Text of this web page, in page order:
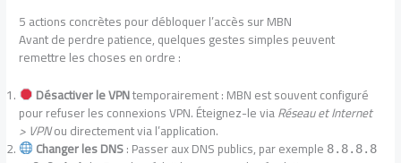
5 actions concrètes pour débloquer l’accès sur MBN
Avant de perdre patience, quelques gestes simples peuvent
remettre les choses en ordre :
Désactiver le VPNtemporairement : MBN est souvent configuré
pour refuser les connexions VPN. Éteignez-le viaRéseau et Internet
> VPNou directement via l’application.
Changer les DNS: Passer aux DNS publics, par exemple 8.8.8.8